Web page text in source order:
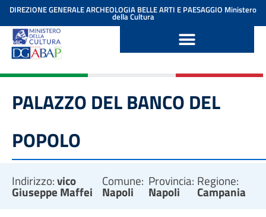
contenuto
DIREZIONE GENERALE ARCHEOLOGIA BELLE ARTI E PAESAGGIO Ministero
della Cultura
PALAZZO DEL BANCO DEL
POPOLO
Indirizzo:vico
Giuseppe Maffei
Comune:
Napoli
Provincia:
Napoli
Regione:
Campania